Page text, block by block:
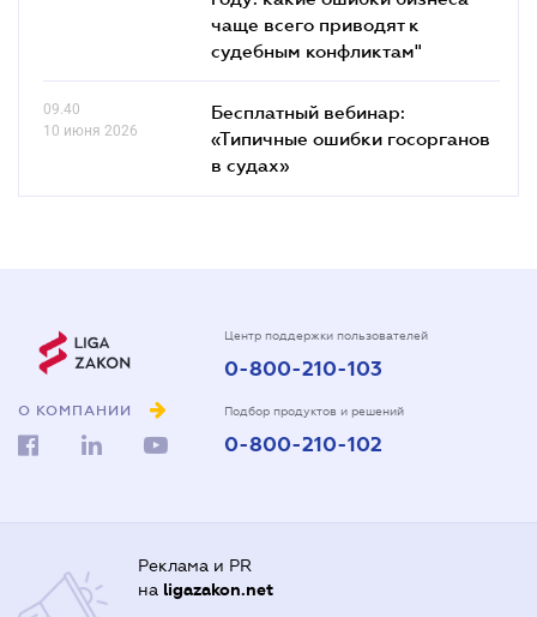
чаще всего приводят к
судебным конфликтам"
09.40
10 июня 2026
Бесплатный вебинар:
«Типичные ошибки госорганов
в судах»
О КОМПАНИИ
Центр поддержки пользователей
0-800-210-103
Подбор продуктов и решений
0-800-210-102
Реклама и PR
на ligazakon.net